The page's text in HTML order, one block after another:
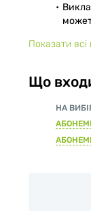
Показати всі
Що
НА